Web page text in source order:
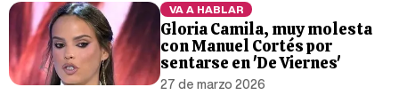
VA A HABLAR
Gloria Camila, muy molesta
con Manuel Cortés por
sentarse en 'De Viernes'
27 de marzo 2026